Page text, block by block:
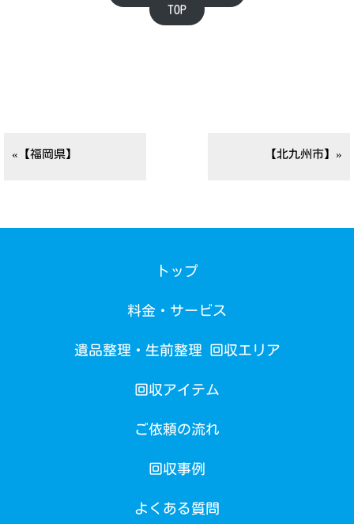
TOP
«【福岡県】 【北九州市】»
トップ
料金・サービス
遺品整理・生前整理 回収エリア
回収アイテム
ご依頼の流れ
回収事例
よくある質問